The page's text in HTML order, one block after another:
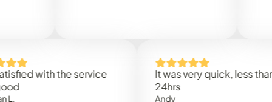
with the service
It was very quick, less than